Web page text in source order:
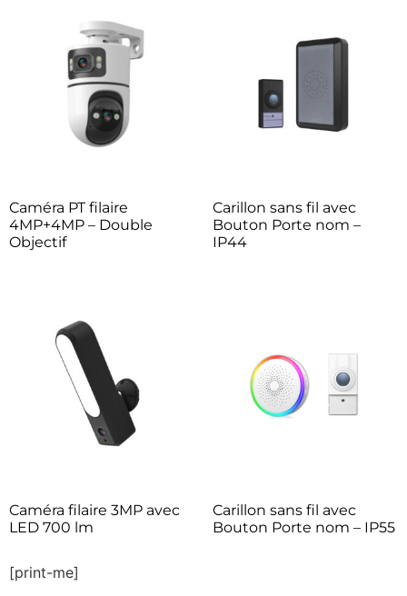
Caméra PT filaire
4MP+4MP – Double
Objectif
Carillon sans fil avec
Bouton Porte nom –
IP44
Caméra filaire 3MP avec
LED 700 lm
Carillon sans fil avec
Bouton Porte nom – IP55
[print-me]